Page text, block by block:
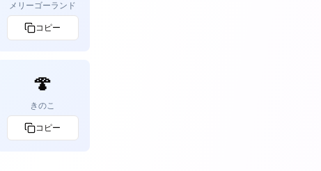
メリーゴーランド
コピー
🍄
きのこ
コピー